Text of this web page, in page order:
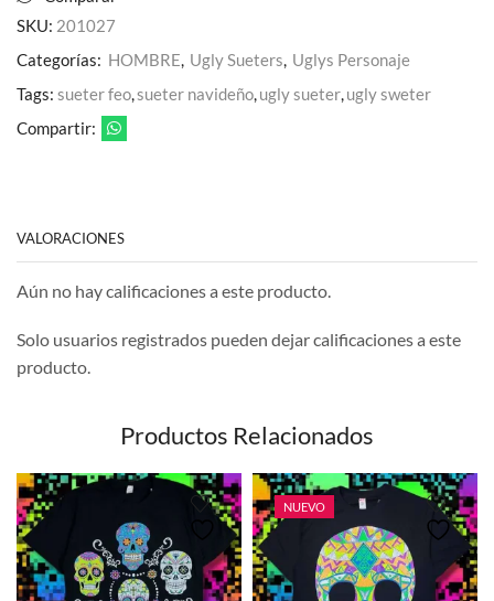
SKU: 201027
Categorías: HOMBRE Ugly Sueters Uglys Personaje
Tags: sueter feo sueter navideño ugly sueter ugly sweter
Compartir:
VALORACIONES
Aún no hay calificaciones a este producto.
Solo usuarios registrados pueden dejar calificaciones a este
producto.
Productos Relacionados
NUEVO